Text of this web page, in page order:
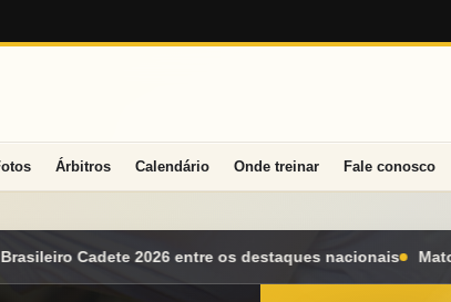
Árbitros Calendário Onde treinar Fale conosco
nacionais Mato Grosso do Sul conquista seis